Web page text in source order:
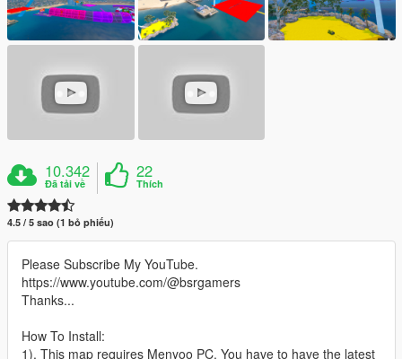
10.342
Đã tải về
22
Thích
4.5 / 5 sao (1 bỏ phiếu)
Please Subscribe My YouTube.
https://www.youtube.com/@bsrgamers
Thanks...
How To Install:
1). This map requires Menyoo PC. You have to have the latest